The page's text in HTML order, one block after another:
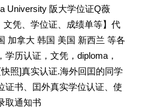
University 阪大学位证Q薇
文凭、学位证、成绩单等】代
加拿大 韩国 美国 新西兰 等各
历认证，文凭，diploma，
照]真实认证.海外回囯的同学
证书、囯外真实学位认证、使
取通知书